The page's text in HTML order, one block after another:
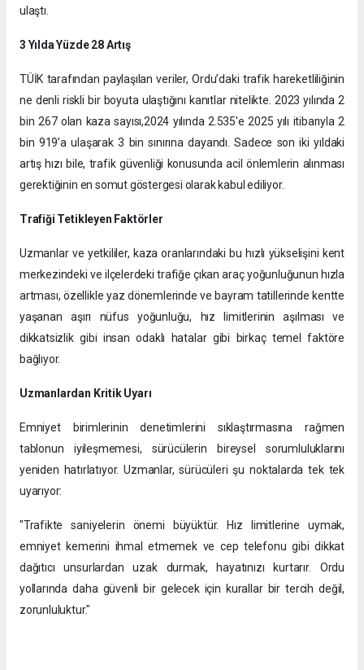
ulaştı.
3 Yılda Yüzde 28 Artış
​TÜİK tarafından paylaşılan veriler, Ordu’daki trafik hareketliliğinin
ne denli riskli bir boyuta ulaştığını kanıtlar nitelikte. 2023 yılında 2
bin 267 olan kaza sayısı,2024 yılında 2.535'e 2025 yılı itibarıyla 2
bin 919’a ulaşarak 3 bin sınırına dayandı. Sadece son iki yıldaki
artış hızı bile, trafik güvenliği konusunda acil önlemlerin alınması
gerektiğinin en somut göstergesi olarak kabul ediliyor.
Trafiği Tetikleyen Faktörler
Uzmanlar ve yetkililer, kaza oranlarındaki bu hızlı yükselişini kent
merkezindeki ve ilçelerdeki trafiğe çıkan araç yoğunluğunun hızla
artması, özellikle yaz dönemlerinde ve bayram tatillerinde kentte
yaşanan aşırı nüfus yoğunluğu, hız limitlerinin aşılması ve
dikkatsizlik gibi insan odaklı hatalar gibi birkaç temel faktöre
bağlıyor.
Uzmanlardan Kritik Uyarı
Emniyet birimlerinin denetimlerini sıklaştırmasına rağmen
tablonun iyileşmemesi, sürücülerin bireysel sorumluluklarını
yeniden hatırlatıyor. Uzmanlar, sürücüleri şu noktalarda tek tek
uyarıyor:
"Trafikte saniyelerin önemi büyüktür. Hız limitlerine uymak,
emniyet kemerini ihmal etmemek ve cep telefonu gibi dikkat
dağıtıcı unsurlardan uzak durmak, hayatınızı kurtarır. Ordu
yollarında daha güvenli bir gelecek için kurallar bir tercih değil,
zorunluluktur."